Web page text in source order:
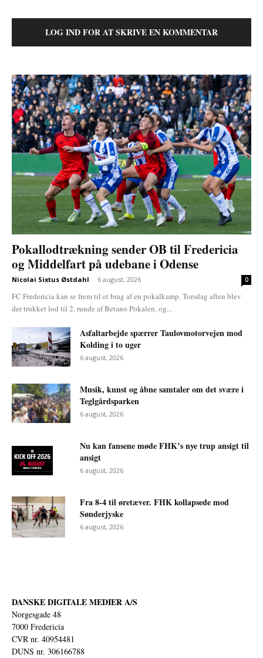
LOG IND FOR AT SKRIVE EN KOMMENTAR
Pokallodtrækning sender OB til Fredericia
og Middelfart på udebane i Odense
Nicolai Sixtus Østdahl - 6 august, 2026 0
FC Fredericia kan se frem til et brag af en pokalkamp. Torsdag aften blev
der trukket lod til 2. runde af Betano Pokalen, og...
Asfaltarbejde spærrer Taulovmotorvejen mod
Kolding i to uger
6 august, 2026
Musik, kunst og åbne samtaler om det svære i
Teglgårdsparken
6 august, 2026
Nu kan fansene møde FHK’s nye trup ansigt til
ansigt
6 august, 2026
Fra 8-4 til øretæver. FHK kollapsede mod
Sønderjyske
6 august, 2026
DANSKE DIGITALE MEDIER A/S
Norgesgade 48
7000 Fredericia
CVR nr. 40954481
DUNS nr. 306166788